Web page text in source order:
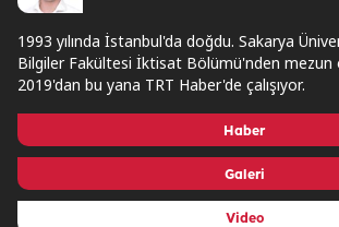
1993 yılında İstanbul'da doğdu. Sakarya
Bilgiler Fakültesi İktisat Bölümü'nden mezun
2019'dan bu yana TRT Haber'de çalışıyor.
Haber
Galeri
Video